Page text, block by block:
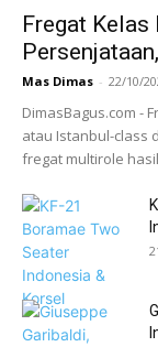
Fregat
Mas Dimas - 22/10/
DimasBagus.com -
atau Istanbul-class
fregat multirole